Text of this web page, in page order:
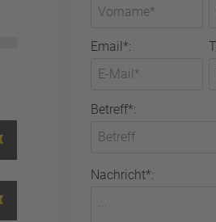
Email*:
Betreff*:
Nachricht*: